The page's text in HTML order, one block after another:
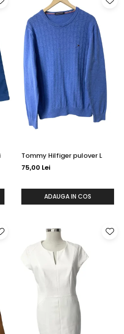
Tommy Hilfiger pulover L
75,00 Lei
ADAUGA IN COS